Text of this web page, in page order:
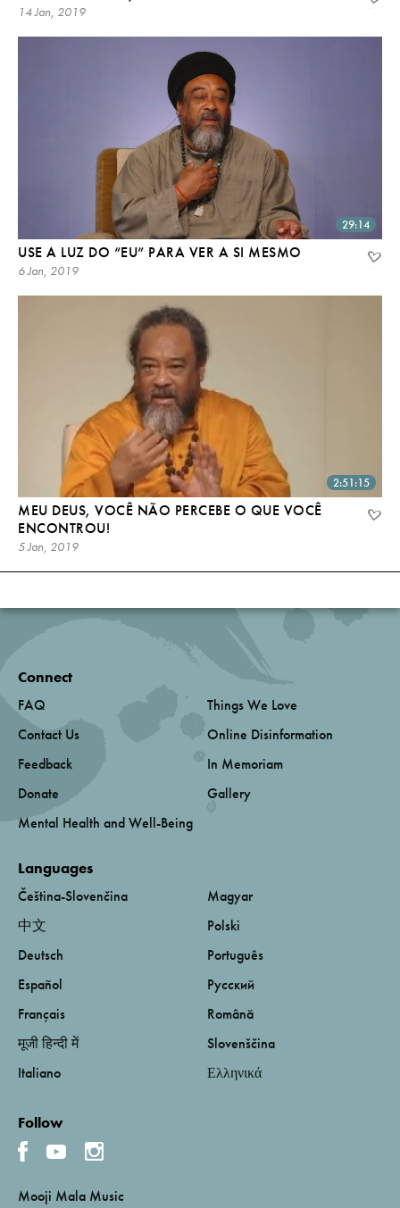
14 Jan, 2019
29:14
USE A LUZ DO “EU” PARA VER A SI MESMO
6 Jan, 2019
2:51:15
MEU DEUS, VOCÊ NÃO PERCEBE O QUE VOCÊ
ENCONTROU!
5 Jan, 2019
Connect
FAQ
Contact Us
Feedback
Donate
Mental Health and Well-Being
Things We Love
Online Disinformation
In Memoriam
Gallery
Languages
Čeština-Slovenčina
中文
Deutsch
Español
Français
मूजी हिन्दी में
Italiano
Magyar
Polski
Português
Русский
Română
Slovenščina
Ελληνικά
Follow
Mooji Mala Music